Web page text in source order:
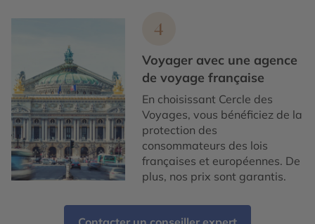
4
Voyager avec une agence
de voyage française
En choisissant Cercle des
Voyages, vous bénéficiez de la
protection des
consommateurs des lois
françaises et européennes. De
plus, nos prix sont garantis.